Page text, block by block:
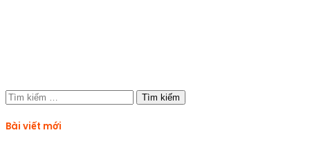
Tìm
kiếm
cho:
Bài viết mới